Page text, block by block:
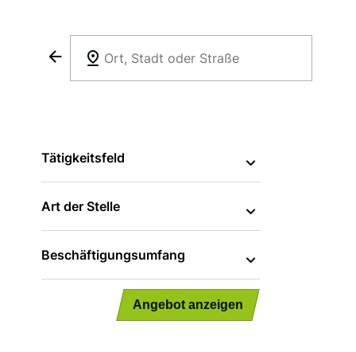
Sortieren und Filtern
Tätigkeitsfeld
Art der Stelle
Beschäftigungsumfang
Angebot anzeigen